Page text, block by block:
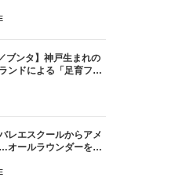
集開始！ 予選ブロッ
の“魅力”を重視した
ブンタ】神戸生まれの
ンドによる「足育フッ
。伊勢丹新宿店でPOP-
レエスクールからアメ
オールラウンダーを目
ーは踊ることが好きす
様の推しドコロ】